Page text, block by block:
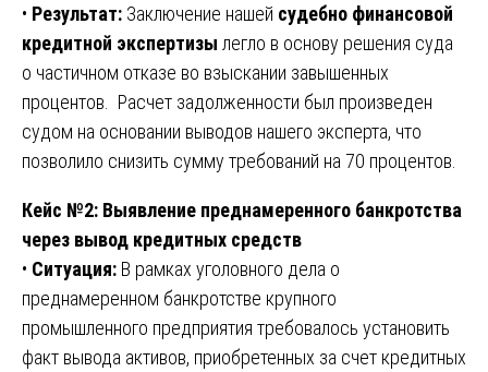
• Результат: Заключение нашей судебно финансовой
кредитной экспертизы легло в основу решения суда
о частичном отказе во взыскании завышенных
процентов. Расчет задолженности был произведен
судом на основании выводов нашего эксперта, что
позволило снизить сумму требований на 70 процентов.
Кейс №2: Выявление преднамеренного банкротства
через вывод кредитных средств
• Ситуация: В рамках уголовного дела о
преднамеренном банкротстве крупного
промышленного предприятия требовалось установить
факт вывода активов, приобретенных за счет кредитных